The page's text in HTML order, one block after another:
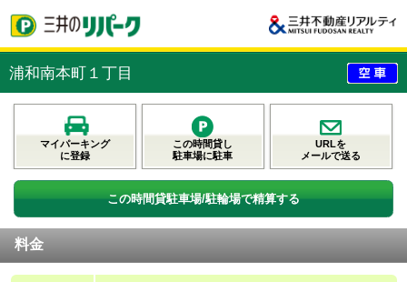
浦和南本町１丁目
マイパーキング
に登録
この時間貸し
駐車場に駐車
URLを
メールで送る
この時間貸駐車場/駐輪場で精算する
料金